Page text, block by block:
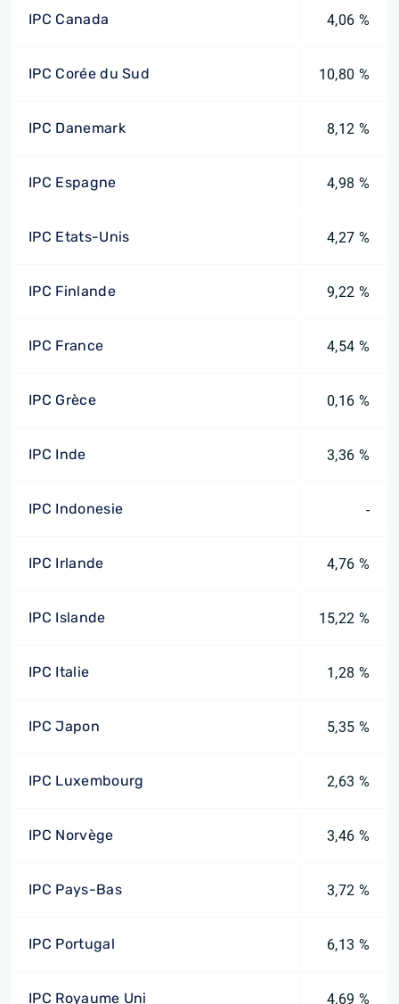
IPC Canada 4,06 %
IPC Corée du Sud 10,80 %
IPC Danemark 8,12 %
IPC Espagne 4,98 %
IPC Etats-Unis 4,27 %
IPC Finlande 9,22 %
IPC France 4,54 %
IPC Grèce 0,16 %
IPC Inde 3,36 %
IPC Indonesie -
IPC Irlande 4,76 %
IPC Islande 15,22 %
IPC Italie 1,28 %
IPC Japon 5,35 %
IPC Luxembourg 2,63 %
IPC Norvège 3,46 %
IPC Pays-Bas 3,72 %
IPC Portugal 6,13 %
IPC Royaume Uni 4,69 %